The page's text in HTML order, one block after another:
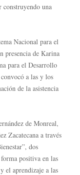
construyendo una
Nacional para el
presencia de Karina
para el Desarrollo
a las y los
de la asistencia
de Monreal,
Zacatecana a través
dos
positiva en las
el aprendizaje a las